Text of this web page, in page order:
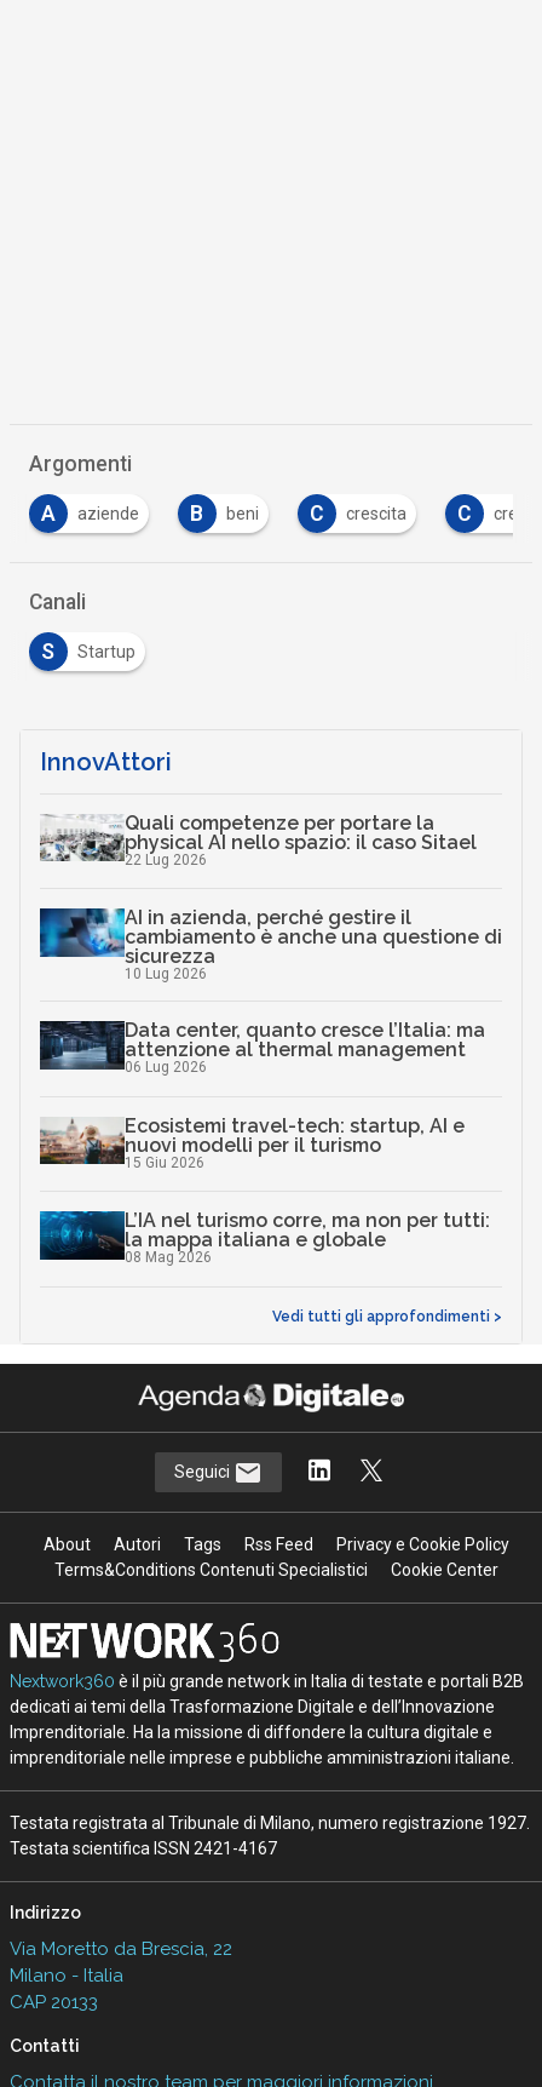
Argomenti
aziende beni crescita crescita 2.0
Canali
S Startup
InnovAttori
Quali competenze per portare la
physical AI nello spazio: il caso Sitael
22 Lug 2026
AI in azienda, perché gestire il
cambiamento è anche una questione di
sicurezza
10 Lug 2026
Data center, quanto cresce l’Italia: ma
attenzione al thermal management
06 Lug 2026
Ecosistemi travel-tech: startup, AI e
nuovi modelli per il turismo
15 Giu 2026
L’IA nel turismo corre, ma non per tutti:
la mappa italiana e globale
08 Mag 2026
Vedi tutti gli approfondimenti >
Seguici
About Autori Tags Rss Feed
Privacy e Cookie Policy
Terms&Conditions Contenuti Specialistici
Cookie Center
Nextwork360 è il più grande network in Italia di testate e portali B2B
dedicati ai temi della Trasformazione Digitale e dell’Innovazione
Imprenditoriale. Ha la missione di diffondere la cultura digitale e
imprenditoriale nelle imprese e pubbliche amministrazioni italiane.
Testata registrata al Tribunale di Milano, numero registrazione 1927.
Testata scientifica ISSN 2421-4167
Indirizzo
Via Moretto da Brescia, 22
Milano - Italia
CAP 20133
Contatti
Contatta il nostro team per maggiori informazioni